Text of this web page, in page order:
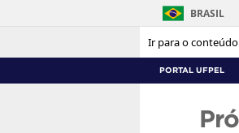
Ir para o conteúdo
BRASIL
PORTAL UFPEL